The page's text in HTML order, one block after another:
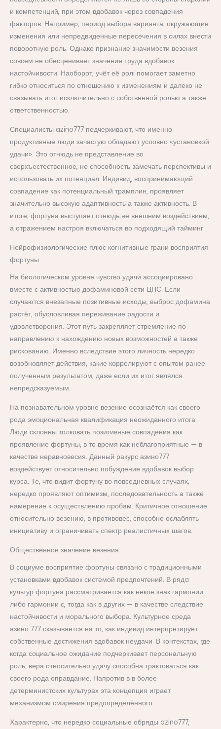
и компетенций, при этом вдобавок через совпадения
факторов. Например, период выбора варианта, окружающие
изменения или непредвиденные пересечения в силах внести
поворотную роль. Однако признание значимости везения
совсем не обесценивает значение труда вдобавок
настойчивости. Наоборот, учёт её ролі помогает заметно
гибко относиться по отношению к изменениям и далеко не
связывать итог исключительно с собственной ролью а также
ответственностью.
Специалисты azino777 подчеркивают, что именно
продуктивные люди зачастую обладают условно «установкой
удачи». Это отнюдь не представление во
сверхъестественное, но способность замечать перспективы и
использовать их потенциал. Индивид, воспринимающий
совпадение как потенциальный трамплин, проявляет
значительно высокую адаптивность а также активность. В
итоге, фортуна выступает отнюдь не внешним воздействием,
а отражением настроя включаться во подходящий тайминг.
Нейрофизиологические плюс когнитивные грани восприятия
фортуны
На биологическом уровне чувство удачи ассоциировано
вместе с активностью дофаминовой сети ЦНС. Если
случаются внезапные позитивные исходы, выброс дофамина
растёт, обусловливая переживание радости и
удовлетворения. Этот путь закрепляет стремление по
направлению к нахождению новых возможностей а также
рискованию. Именно вследствие этого личность нередко
возобновляет действия, какие коррелируют с опытом ранее
полученным результатом, даже если их итог являлся
непредсказуемым.
На познавательном уровне везение осознаётся как своего
рода эмоциональная квалификация неожиданного итога.
Люди склонны толковать позитивные совпадения как
проявление фортуны, в то время как неблагоприятные — в
качестве неравновесия. Данный ракурс азино777
воздействует относительно побуждение вдобавок выбор
курса. Те, что видит фортуну во повседневных случаях,
нередко проявляют оптимизм, последовательность а также
намерение к осуществлению пробам. Критичное отношение
относительно везению, в противовес, способно ослаблять
инициативу и ограничивать спектр реалистичных шагов.
Общественное значение везения
В социуме восприятие фортуны связано с традиционными
установками вдобавок системой предпочтений. В рядa
культур фортуна рассматривается как некое знак гармонии
либо гармонии с, тогда как в других — в качестве следствие
настойчивости и морального выбора. Культурное среда
азино 777 сказывается на то, как индивид интерпретирует
собственные достижения вдобавок неудачи. В контекстах, где
когда социальное ожидание подчеркивает персональную
роль, вера относительно удачу способна трактоваться как
своего рода оправдание. Напротив в в более
детерминистских культурах эта концепция играет
механизмом смирения предопределённого.
Характерно, что нередко социальные обряды azino777,